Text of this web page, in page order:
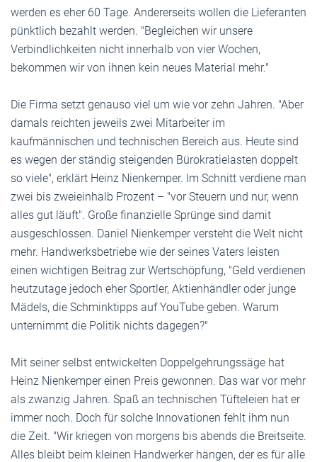
werden es eher 60 Tage. Andererseits wollen die Lieferanten
pünktlich bezahlt werden. "Begleichen wir unsere
Verbindlichkeiten nicht innerhalb von vier Wochen,
bekommen wir von ihnen kein neues Material mehr."
Die Firma setzt genauso viel um wie vor zehn Jahren. "Aber
damals reichten jeweils zwei Mitarbeiter im
kaufmännischen und technischen Bereich aus. Heute sind
es wegen der ständig steigenden Bürokratielasten doppelt
so viele", erklärt Heinz Nienkemper. Im Schnitt verdiene man
zwei bis zweieinhalb Prozent – "vor Steuern und nur, wenn
alles gut läuft". Große finanzielle Sprünge sind damit
ausgeschlossen. Daniel Nienkemper versteht die Welt nicht
mehr. Handwerksbetriebe wie der seines Vaters leisten
einen wichtigen Beitrag zur Wertschöpfung, "Geld verdienen
heutzutage jedoch eher Sportler, Aktienhändler oder junge
Mädels, die Schminktipps auf YouTube geben. Warum
unternimmt die Politik nichts dagegen?"
Mit seiner selbst entwickelten Doppelgehrungssäge hat
Heinz Nienkemper einen Preis gewonnen. Das war vor mehr
als zwanzig Jahren. Spaß an technischen Tüfteleien hat er
immer noch. Doch für solche Innovationen fehlt ihm nun
die Zeit. "Wir kriegen von morgens bis abends die Breitseite.
Alles bleibt beim kleinen Handwerker hängen, der es für alle